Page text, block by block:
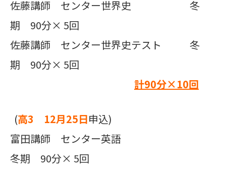
佐藤講師 センター世界史 冬
期 90分× 5回
佐藤講師 センター世界史テスト 冬
期 90分× 5回
計90分×10回
(高3 12月25日申込)
富田講師 センター英語
冬期 90分× 5回